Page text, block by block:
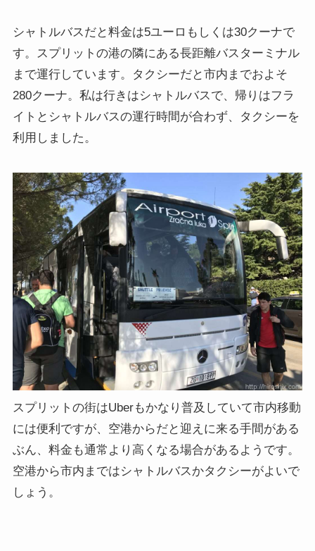
シャトルバスだと料金は5ユーロもしくは30クーナで
す。スプリットの港の隣にある長距離バスターミナル
まで運行しています。タクシーだと市内までおよそ
280クーナ。私は行きはシャトルバスで、帰りはフラ
イトとシャトルバスの運行時間が合わず、タクシーを
利用しました。
スプリットの街はUberもかなり普及していて市内移動
には便利ですが、空港からだと迎えに来る手間がある
ぶん、料金も通常より高くなる場合があるようです。
空港から市内まではシャトルバスかタクシーがよいで
しょう。